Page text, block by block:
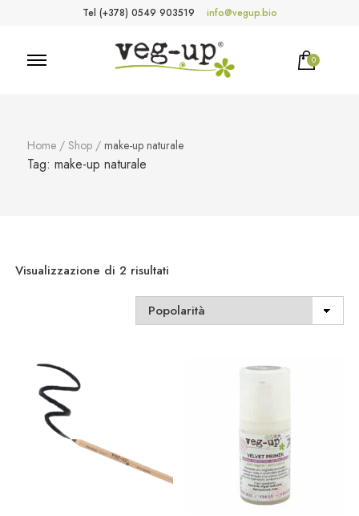
Tel (+378) 0549 903519 info@vegup.bio
0
Home / Shop / make-up naturale
Tag: make-up naturale
Visualizzazione di 2 risultati